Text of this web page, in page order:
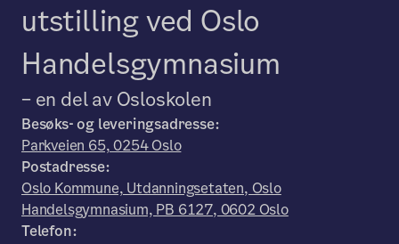
utstilling ved Oslo
Handelsgymnasium
– en del av Osloskolen
Besøks- og leveringsadresse:
Parkveien 65, 0254 Oslo
Postadresse:
Oslo Kommune, Utdanningsetaten, Oslo
Handelsgymnasium, PB 6127, 0602 Oslo
Telefon: